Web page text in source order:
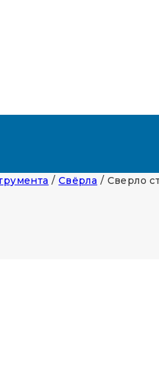
/ Свёрла / Сверло